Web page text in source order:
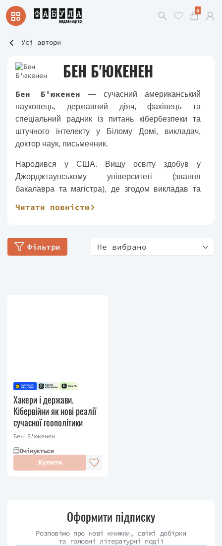
0
Усі автори
БЕН Б'ЮКЕНЕН
Бен Б'юкенен — сучасний американський
науковець, державний діяч, фахівець та
спеціальний радник із питань кібербезпеки та
штучного інтелекту у Білому Домі, викладач,
доктор наук, письменник.
Народився у США. Вищу освіту здобув у
Джорджтаунському університеті (звання
бакалавра та магістра), де згодом викладав та
навчався у Королівському коледжі Лондона за
стипендіальною програмою Маршалла, де здобув
Гарріса помічником директора із Управління
науково-технічною політикою, займається
кібербезпекою, вивченням ШІ та міжнародними
відносинами.
Читати повністю
Фільтри Не вибрано
Хакери і держави.
Кібервійни як нові реалії
сучасної геополітики
Бен Б'юкенен
Очікується
Купити
Оформити підписку
Розповімо про нові книжки, свіжі добірки
та головні літературні події